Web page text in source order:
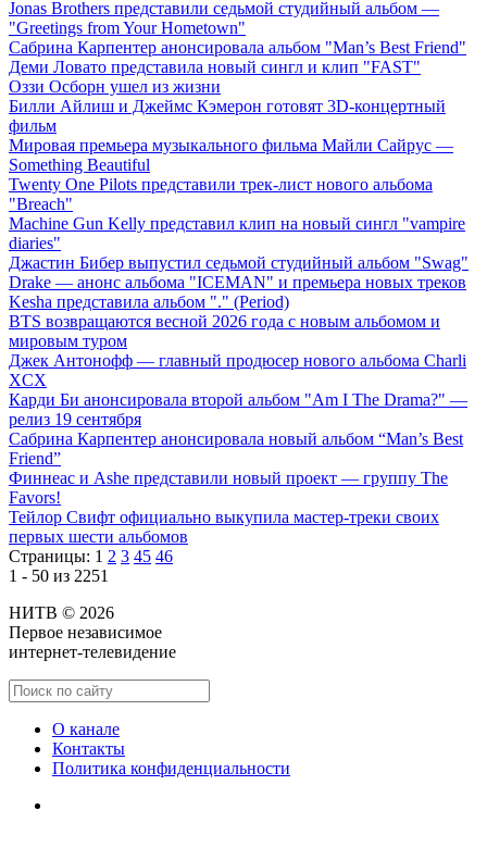
Jonas Brothers представили седьмой студийный альбом —
"Greetings from Your Hometown"
Сабрина Карпентер анонсировала альбом "Man’s Best Friend"
Деми Ловато представила новый сингл и клип "FAST"
Оззи Осборн ушел из жизни
Билли Айлиш и Джеймс Кэмерон готовят 3D-концертный
фильм
Мировая премьера музыкального фильма Майли Сайрус —
Something Beautiful
Twenty One Pilots представили трек-лист нового альбома
"Breach"
Machine Gun Kelly представил клип на новый сингл "vampire
diaries"
Джастин Бибер выпустил седьмой студийный альбом "Swag"
Drake — анонс альбома "ICEMAN" и премьера новых треков
Kesha представила альбом "." (Period)
BTS возвращаются весной 2026 года с новым альбомом и
мировым туром
Джек Антонофф — главный продюсер нового альбома Charli
XCX
Карди Би анонсировала второй альбом "Am I The Drama?" —
релиз 19 сентября
Сабрина Карпентер анонсировала новый альбом “Man’s Best
Friend”
Финнеас и Ashe представили новый проект — группу The
Favors!
Тейлор Свифт официально выкупила мастер-треки своих
первых шести альбомов
Страницы: 1 2 3 45 46
1 - 50 из 2251
НИТВ © 2026
Первое независимое
интернет-телевидение
О канале
Контакты
Политика конфиденциальности